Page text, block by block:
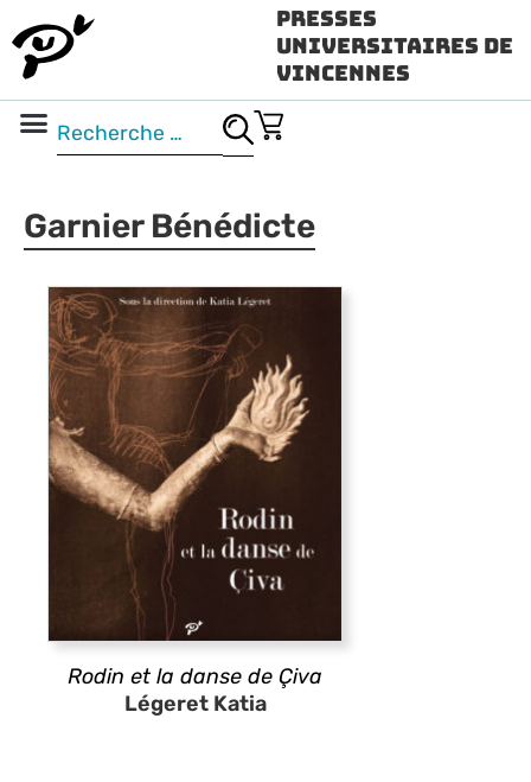
Presses
Universitaires de
Vincennes
Garnier Bénédicte
Rodin et la danse de Çiva
Légeret Katia